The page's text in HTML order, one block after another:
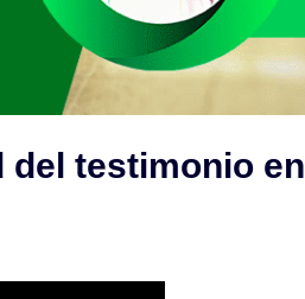
del testimonio